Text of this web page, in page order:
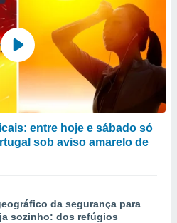
entre hoje e sábado só
sob aviso amarelo de
da segurança para
sozinho: dos refúgios